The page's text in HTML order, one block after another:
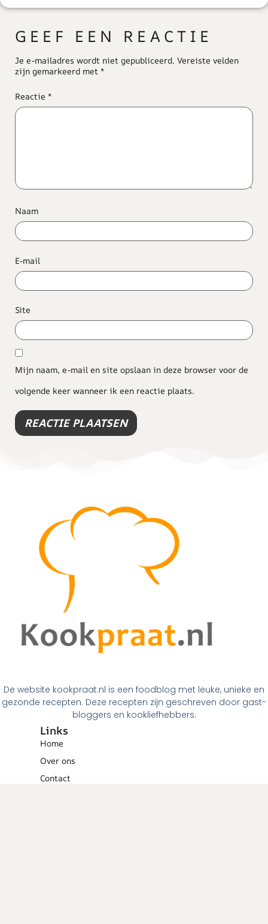
GEEF EEN REACTIE
Je e-mailadres wordt niet gepubliceerd. Vereiste velden
zijn gemarkeerd met *
Reactie *
Naam
E-mail
Site
Mijn naam, e-mail en site opslaan in deze browser voor de
volgende keer wanneer ik een reactie plaats.
De website kookpraat.nl is een foodblog met leuke, unieke en
gezonde recepten. Deze recepten zijn geschreven door gast-
bloggers en kookliefhebbers.
Links
Home
Over ons
Contact